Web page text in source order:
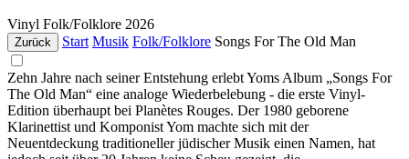
Vinyl Folk/Folklore 2026
Zurück Start Musik Folk/Folklore Songs For The Old Man
Zehn Jahre nach seiner Entstehung erlebt Yoms Album „Songs For
The Old Man“ eine analoge Wiederbelebung - die erste Vinyl-
Edition überhaupt bei Planètes Rouges. Der 1980 geborene
Klarinettist und Komponist Yom machte sich mit der
Neuentdeckung traditioneller jüdischer Musik einen Namen, hat